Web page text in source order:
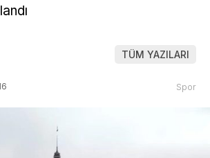
TÜM YAZILARI
Spor